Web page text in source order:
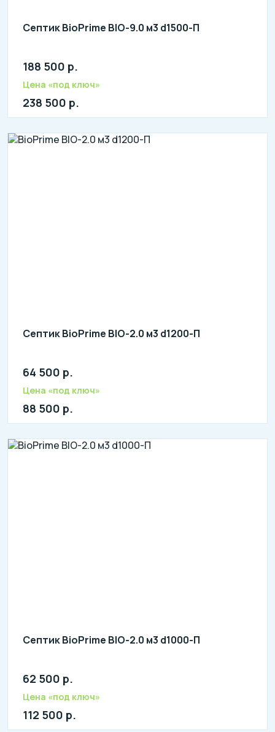
Септик BioPrime BIO-9.0 м3 d1500-П
Количество человек: 14-16
литров в сутки: 3400
188 500 р.
Цена «под ключ»
238 500 р.
Септик BioPrime BIO-2.0 м3 d1200-П
Количество человек: 2-4
литров в сутки: 700
64 500 р.
Цена «под ключ»
88 500 р.
Септик BioPrime BIO-2.0 м3 d1000-П
Количество человек: 2-4
литров в сутки: 700
62 500 р.
Цена «под ключ»
112 500 р.